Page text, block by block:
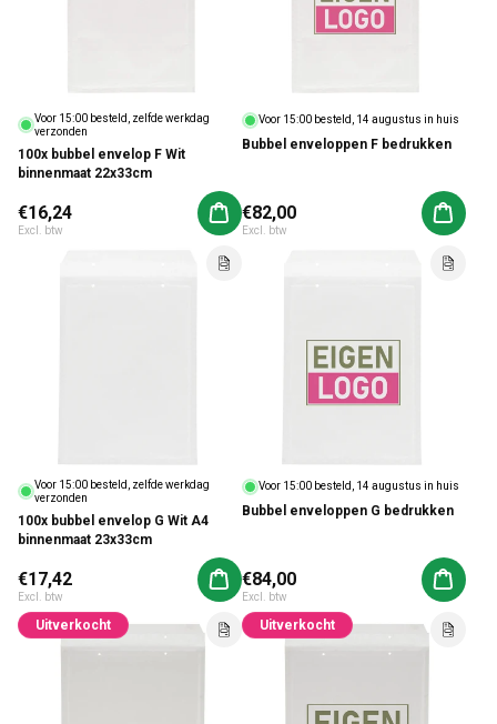
Voor 15:00 besteld, zelfde werkdag
verzonden
100x bubbel envelop F Wit
binnenmaat 22x33cm
Normale prijs
€16,24
Excl. btw
Aan winkelwagen toevoegen
Voor 15:00 besteld, 14 augustus in huis
Bubbel enveloppen F bedrukken
Normale prijs
€82,00
Excl. btw
Aan
Voor 15:00 besteld, zelfde werkdag
verzonden
100x bubbel envelop G Wit A4
binnenmaat 23x33cm
Normale prijs
€17,42
Excl. btw
Aan winkelwagen toevoegen
Voor 15:00 besteld, 14 augustus in huis
Bubbel enveloppen G bedrukken
Normale prijs
€84,00
Excl. btw
Aan
Uitverkocht Uitverkocht